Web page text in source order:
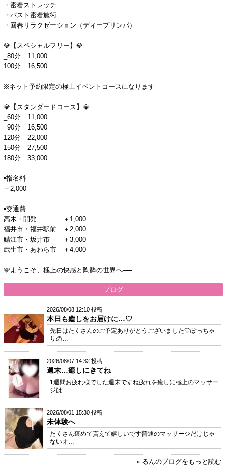
・密着ストレッチ
・バスト密着施術
・回春リラクゼーション（ディープリンパ）
💎【スペシャルフリー】💎
_80分 11,000
100分 16,500
※ネット予約限定の極上イベントコースになります
💎【スタンダードコース】💎
_60分 11,000
_90分 16,500
120分 22,000
150分 27,500
180分 33,000
▪指名料
＋2,000
▪交通費
高木・開発 ＋1,000
福井市・福井駅前 ＋2,000
鯖江市・坂井市 ＋3,000
武生市・あわら市 ＋4,000
🩵ようこそ、極上の快感と陶酔の世界へ──
ブログ
2026/08/08 12:10 投稿
本日も癒しをお届けに…♡
先日はたくさんのご予定ありがとうございました‎🤍ぽっちゃ
りの…
2026/08/07 14:32 投稿
週末…癒しにきてね
1週間お疲れ様でした週末ですね疲れを癒しに極上のマッサー
ジは…
2026/08/01 15:30 投稿
未体験へ
たくさん褒めて貰えて嬉しいです普通のマッサージだけじゃ
ないオ…
» るんのブログをもっと読む